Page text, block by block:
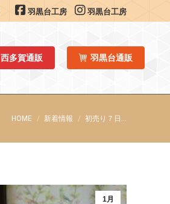
羽黒台工房 羽黒台工房
西多賀通販 羽黒台通販
You are here:
HOME 新着情報 初売り７日…
1月